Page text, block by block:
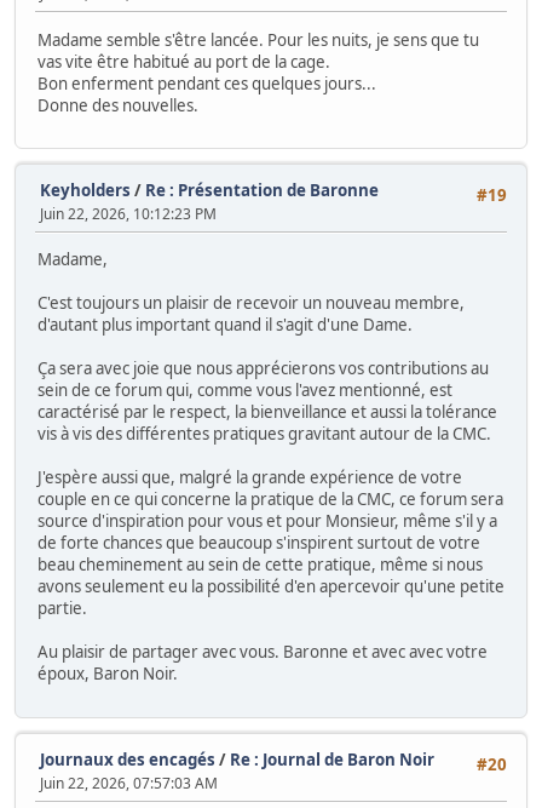
Madame semble s'être lancée. Pour les nuits, je sens que tu
vas vite être habitué au port de la cage.
Bon enferment pendant ces quelques jours...
Donne des nouvelles.
#19
Keyholders / Re : Présentation de Baronne
Juin 22, 2026, 10:12:23 PM
Madame,
C'est toujours un plaisir de recevoir un nouveau membre,
d'autant plus important quand il s'agit d'une Dame.
Ça sera avec joie que nous apprécierons vos contributions au
sein de ce forum qui, comme vous l'avez mentionné, est
caractérisé par le respect, la bienveillance et aussi la tolérance
vis à vis des différentes pratiques gravitant autour de la CMC.
J'espère aussi que, malgré la grande expérience de votre
couple en ce qui concerne la pratique de la CMC, ce forum sera
source d'inspiration pour vous et pour Monsieur, même s'il y a
de forte chances que beaucoup s'inspirent surtout de votre
beau cheminement au sein de cette pratique, même si nous
avons seulement eu la possibilité d'en apercevoir qu'une petite
partie.
Au plaisir de partager avec vous. Baronne et avec avec votre
époux, Baron Noir.
#20
Journaux des encagés / Re : Journal de Baron Noir
Juin 22, 2026, 07:57:03 AM